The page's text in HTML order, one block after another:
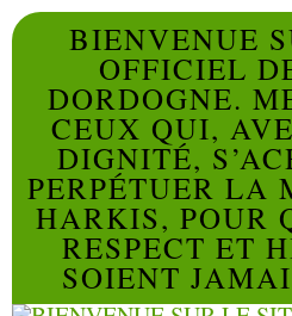
BIENVENUE
OFFICIEL
DORDOGNE.
CEUX QUI,
DIGNITÉ,
PERPÉTUER LA
HARKIS, POUR
RESPECT ET
SOIENT